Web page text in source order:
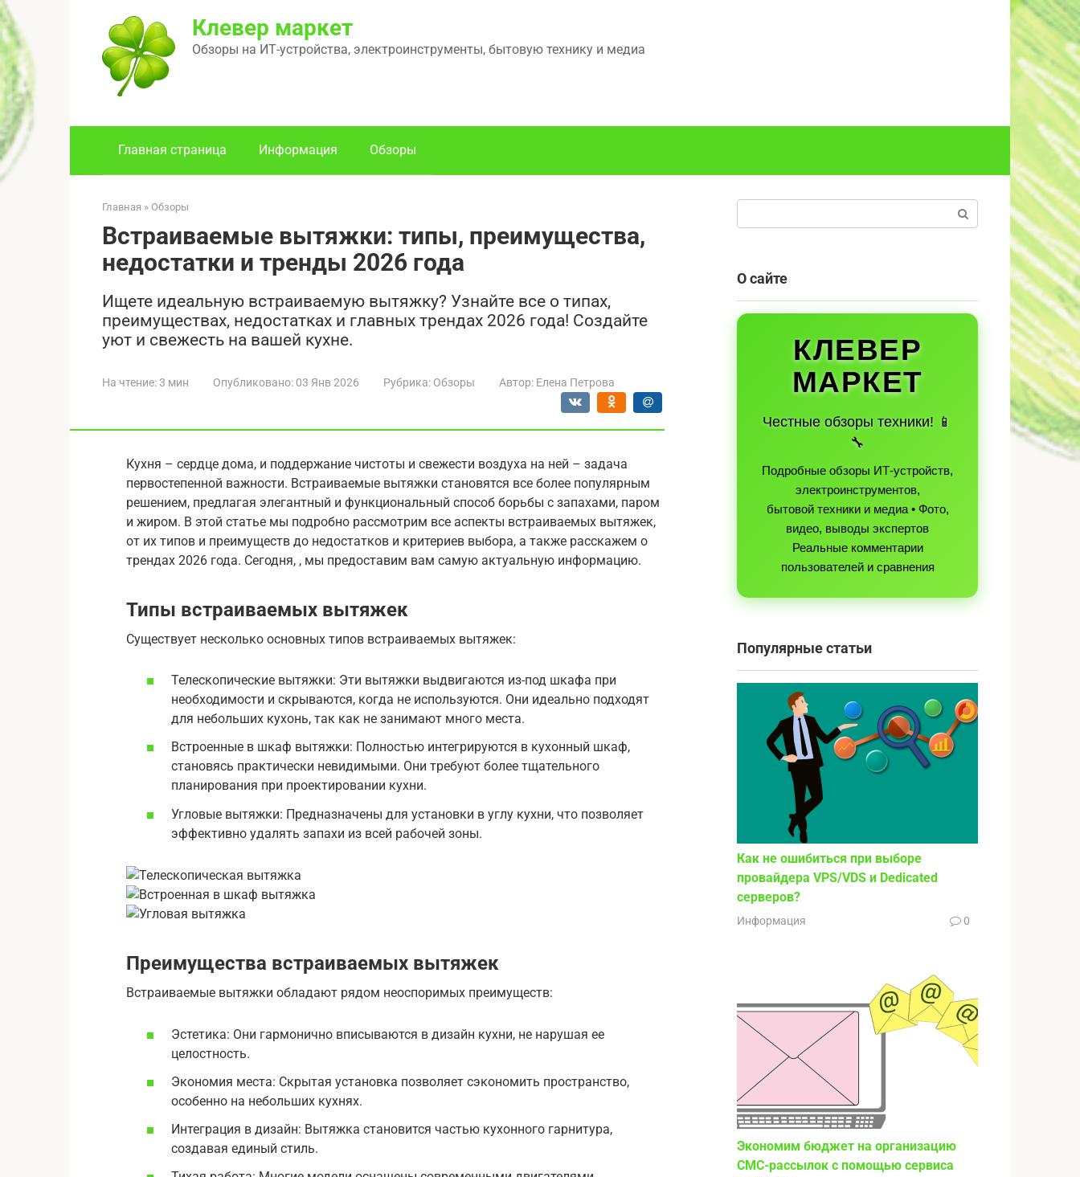
Перейти
к
контенту
Клевер маркет
Обзоры на ИТ-устройства, электроинструменты, бытовую технику и медиа
Главная страница Информация Обзоры
Главная » Обзоры
Встраиваемые вытяжки: типы, преимущества,
недостатки и тренды 2026 года
Ищете идеальную встраиваемую вытяжку? Узнайте все о типах,
преимуществах, недостатках и главных трендах 2026 года! Создайте
уют и свежесть на вашей кухне.
На чтение:3 мин Опубликовано: 03 Янв 2026 Рубрика: Обзоры Автор: Елена Петрова
Кухня – сердце дома, и поддержание чистоты и свежести воздуха на ней – задача
первостепенной важности. Встраиваемые вытяжки становятся все более популярным
решением, предлагая элегантный и функциональный способ борьбы с запахами, паром
и жиром. В этой статье мы подробно рассмотрим все аспекты встраиваемых вытяжек,
от их типов и преимуществ до недостатков и критериев выбора, а также расскажем о
трендах 2026 года. Сегодня, , мы предоставим вам самую актуальную информацию.
Типы встраиваемых вытяжек
Существует несколько основных типов встраиваемых вытяжек:
Телескопические вытяжки: Эти вытяжки выдвигаются из-под шкафа при
необходимости и скрываются, когда не используются. Они идеально подходят
для небольших кухонь, так как не занимают много места.
Встроенные в шкаф вытяжки: Полностью интегрируются в кухонный шкаф,
становясь практически невидимыми. Они требуют более тщательного
планирования при проектировании кухни.
Угловые вытяжки: Предназначены для установки в углу кухни, что позволяет
эффективно удалять запахи из всей рабочей зоны.
Преимущества встраиваемых вытяжек
Встраиваемые вытяжки обладают рядом неоспоримых преимуществ:
Эстетика: Они гармонично вписываются в дизайн кухни, не нарушая ее
целостность.
Экономия места: Скрытая установка позволяет сэкономить пространство,
особенно на небольших кухнях.
Интеграция в дизайн: Вытяжка становится частью кухонного гарнитура,
создавая единый стиль.
О сайте
КЛЕВЕР
МАРКЕТ
Честные обзоры техники! 📱
🔧
Подробные обзоры ИТ-устройств,
электроинструментов,
бытовой техники и медиа • Фото,
видео, выводы экспертов
Реальные комментарии
пользователей и сравнения
Популярные статьи
Как не ошибиться при выборе
провайдера VPS/VDS и Dedicated
серверов?
Информация 0
Экономим бюджет на организацию
СМС-рассылок с помощью сервиса